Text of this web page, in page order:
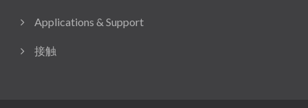
Applications & Support
接触